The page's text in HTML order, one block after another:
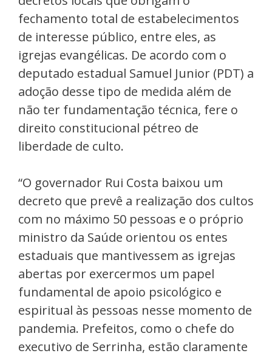
fechamento total de estabelecimentos
de interesse público, entre eles, as
igrejas evangélicas. De acordo com o
deputado estadual Samuel Junior (PDT) a
adoção desse tipo de medida além de
não ter fundamentação técnica, fere o
direito constitucional pétreo de
liberdade de culto.
“O governador Rui Costa baixou um
decreto que prevê a realização dos cultos
com no máximo 50 pessoas e o próprio
ministro da Saúde orientou os entes
estaduais que mantivessem as igrejas
abertas por exercermos um papel
fundamental de apoio psicológico e
espiritual às pessoas nesse momento de
pandemia. Prefeitos, como o chefe do
executivo de Serrinha, estão claramente